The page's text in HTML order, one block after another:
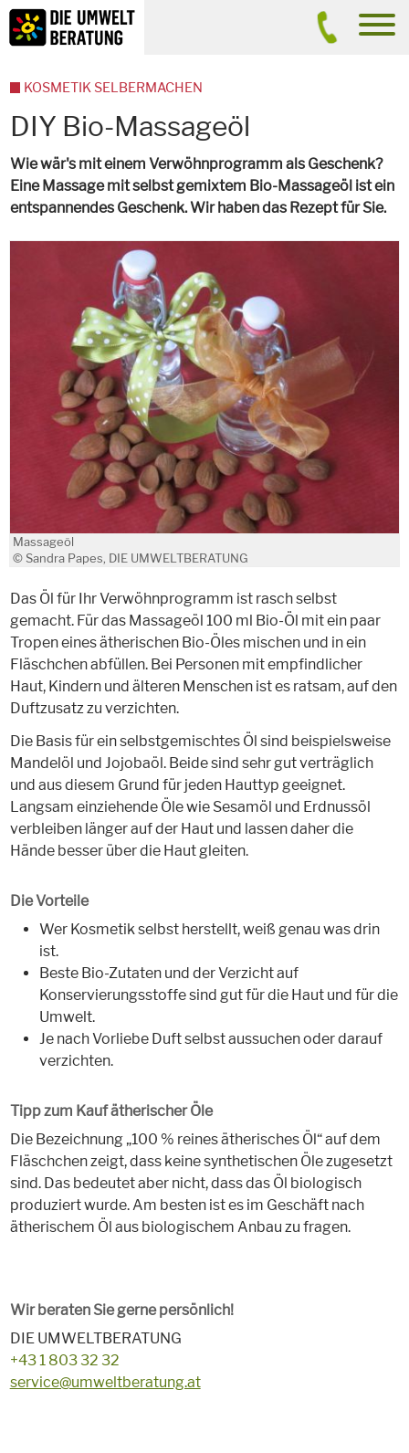
Inhalt
Suche
DIY Bio-Massageöl
Wie wär's mit einem Verwöhnprogramm als Geschenk?
Eine Massage mit selbst gemixtem Bio-Massageöl ist ein
entspannendes Geschenk. Wir haben das Rezept für Sie.
Massageöl
© Sandra Papes, DIE UMWELTBERATUNG
Das Öl für Ihr Verwöhnprogramm ist rasch selbst
gemacht. Für das Massageöl 100 ml Bio-Öl mit ein paar
Tropen eines ätherischen Bio-Öles mischen und in ein
Fläschchen abfüllen. Bei Personen mit empfindlicher
Haut, Kindern und älteren Menschen ist es ratsam, auf den
Duftzusatz zu verzichten.
Die Basis für ein selbstgemischtes Öl sind beispielsweise
Mandelöl und Jojobaöl. Beide sind sehr gut verträglich
und aus diesem Grund für jeden Hauttyp geeignet.
Langsam einziehende Öle wie Sesamöl und Erdnussöl
verbleiben länger auf der Haut und lassen daher die
Hände besser über die Haut gleiten.
Die Vorteile
Wer Kosmetik selbst herstellt, weiß genau was drin
ist.
Beste Bio-Zutaten und der Verzicht auf
Konservierungsstoffe sind gut für die Haut und für die
Umwelt.
Je nach Vorliebe Duft selbst aussuchen oder darauf
verzichten.
Tipp zum Kauf ätherischer Öle
Die Bezeichnung „100 % reines ätherisches Öl“ auf dem
Fläschchen zeigt, dass keine synthetischen Öle zugesetzt
sind. Das bedeutet aber nicht, dass das Öl biologisch
produziert wurde. Am besten ist es im Geschäft nach
ätherischem Öl aus biologischem Anbau zu fragen.
Wir beraten Sie gerne persönlich!
DIE UMWELTBERATUNG
+43 1 803 32 32
service@umweltberatung.at
KOSMETIK SELBERMACHEN